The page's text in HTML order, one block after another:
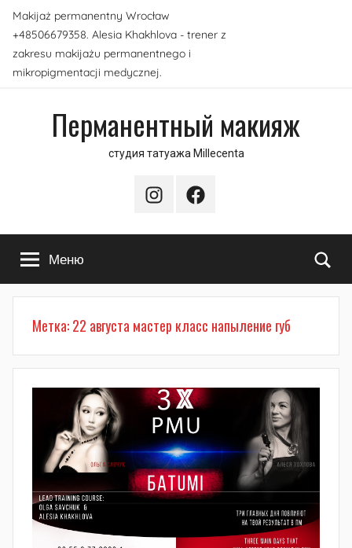
Перейти
содержимому
Makijaż permanentny Wrocław
+48506679358. Alesia Khakhlova - trener z
zakresu makijażu permanentnego i
mikropigmentacji medycznej.
Перманентный макияж
студия татуажа Millecenta
InstagramFacebook
Меню
Метка:22 августа мастер класс напыление губ